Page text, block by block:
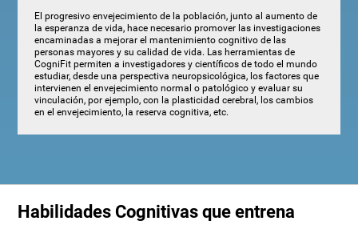
El progresivo envejecimiento de la población, junto al aumento de
la esperanza de vida, hace necesario promover las investigaciones
encaminadas a mejorar el mantenimiento cognitivo de las
personas mayores y su calidad de vida. Las herramientas de
CogniFit permiten a investigadores y científicos de todo el mundo
estudiar, desde una perspectiva neuropsicológica, los factores que
intervienen el envejecimiento normal o patológico y evaluar su
vinculación, por ejemplo, con la plasticidad cerebral, los cambios
en el envejecimiento, la reserva cognitiva, etc.
Habilidades Cognitivas que entrena